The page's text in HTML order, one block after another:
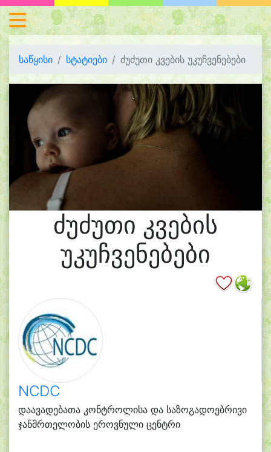
საწყისი სტატიები ძუძუთი კვების უკუჩვენებები
ძუძუთი კვების
უკუჩვენებები
NCDC
დაავადებათა კონტროლისა და საზოგადოებრივი
ჯანმრთელობის ეროვნული ცენტრი